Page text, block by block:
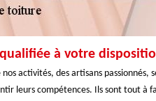
à votre
activités, des artisans
leurs compétences. Ils sont tout